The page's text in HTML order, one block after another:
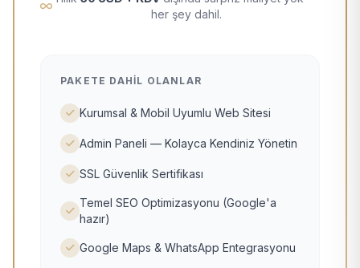
her şey dahil.
PAKETE DAHIL OLANLAR
Kurumsal & Mobil Uyumlu Web Sitesi
Admin Paneli — Kolayca Kendiniz Yönetin
SSL Güvenlik Sertifikası
Temel SEO Optimizasyonu (Google'a
hazır)
Google Maps & WhatsApp Entegrasyonu